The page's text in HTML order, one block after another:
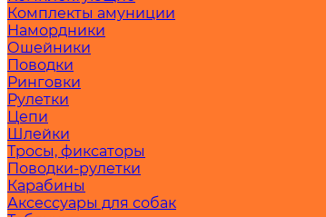
Комплекты амуниции
Намордники
Ошейники
Поводки
Ринговки
Рулетки
Цепи
Шлейки
Тросы, фиксаторы
Поводки-рулетки
Карабины
Аксессуары для собак